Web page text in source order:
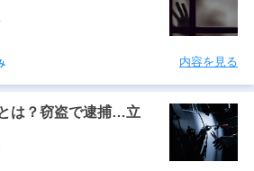
内容を見る
は？窃盗で逮捕…立